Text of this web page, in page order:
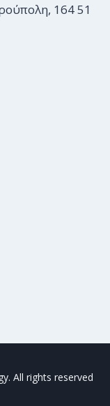
164 51
All rights reserved